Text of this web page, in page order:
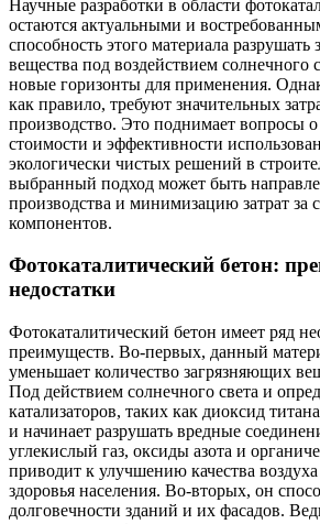
Научные разработки в области
остаются актуальными и
способность этого материала разрушать
вещества под воздействием солнечного
новые горизонты для применения.
как правило, требуют значительных
производство. Это поднимает вопросы
стоимости и эффективности
экологически чистых решений в
выбранный подход может быть
производства и минимизацию затрат за
компонентов.
Фотокаталитический бетон:
недостатки
Фотокаталитический бетон имеет ряд
преимуществ. Во-первых, данный
уменьшает количество загрязняющих
Под действием солнечного света и
катализаторов, таких как диоксид
и начинает разрушать вредные
углекислый газ, оксиды азота и
приводит к улучшению качества воздуха
здоровья населения. Во-вторых, он
долговечности зданий и их фасадов.